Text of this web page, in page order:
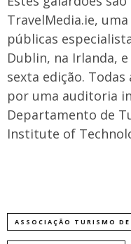
TravelMedia.ie,
públicas
Dublin, na Irlanda,
sexta edição.
por uma auditoria
Departamento de
Institute of
ASSOCIAÇÃO TURISMO